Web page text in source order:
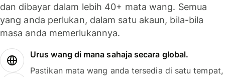
dan dibayar dalam lebih 40+ mata wang. Semua
yang anda perlukan, dalam satu akaun, bila-bila
masa anda memerlukannya.
Urus wang di mana sahaja secara global.
Pastikan mata wang anda tersedia di satu tempat,